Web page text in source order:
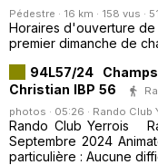
Pédestre · 16 km · 158 vus ·
Horaires d'ouverture de
premier dimanche de
94L57/24
Christian IBP 56
photos · 05:26 · Rando Club
Rando Club Yerrois
Septembre 2024
particulière : Aucune